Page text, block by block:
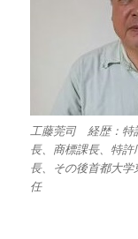
工藤莞司 経歴：特
長、商標課長、特
長、その後首都大
任